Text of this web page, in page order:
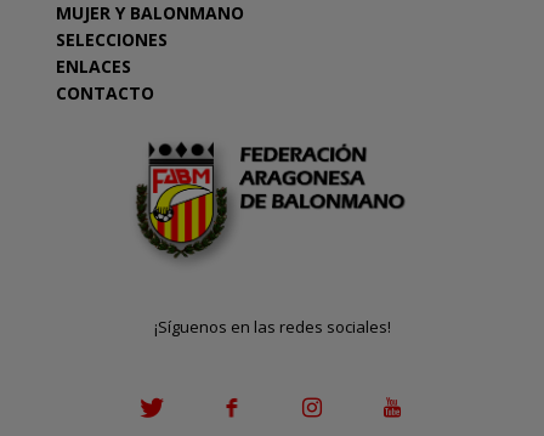
MUJER Y BALONMANO
SELECCIONES
ENLACES
CONTACTO
¡Síguenos en las redes sociales!